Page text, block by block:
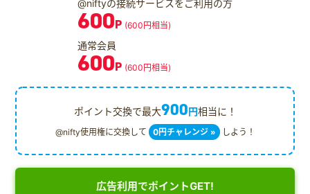
@niftyの接続サービスをご利用の方
600P (600円相当)
通常会員
600P (600円相当)
ポイント交換で最大900円相当に！
@nifty使用権に交換して 0円チャレンジ » しよう！
広告利用でポイントGET!